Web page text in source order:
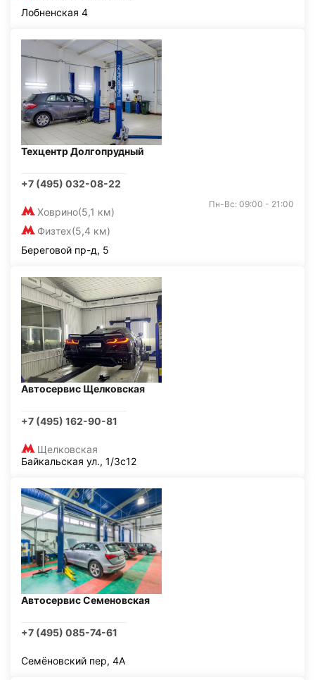
Лобненская 4
Техцентр Долгопрудный
+7 (495) 032-08-22
Ховрино(5,1 км)
Физтех(5,4 км)
Пн-Вс: 09:00 - 21:00
Береговой пр-д, 5
Автосервис Щелковская
+7 (495) 162-90-81
Щелковская
Байкальская ул., 1/3с12
Автосервис Семеновская
+7 (495) 085-74-61
Семёновский пер, 4А